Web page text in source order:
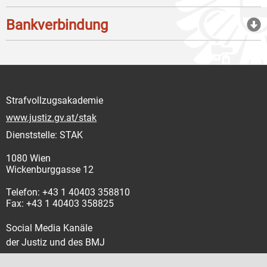
Bankverbindung
Strafvollzugsakademie
www.justiz.gv.at/stak
Dienststelle: STAK
1080 Wien
Wickenburggasse 12
Telefon: +43 1 40403 358810
Fax: +43 1 40403 358825
Social Media Kanäle
der Justiz und des BMJ